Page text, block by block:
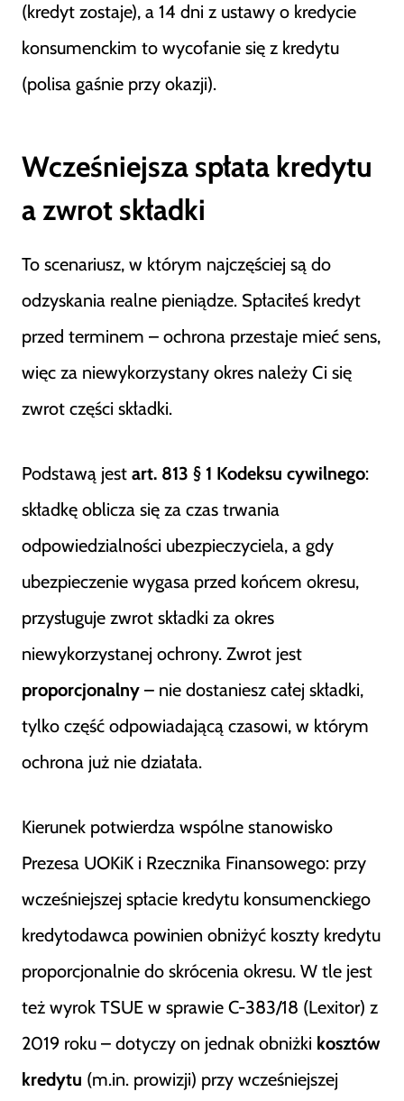
(kredyt zostaje), a 14 dni z ustawy o kredycie
konsumenckim to wycofanie się z kredytu
(polisa gaśnie przy okazji).
Wcześniejsza spłata kredytu
a zwrot składki
To scenariusz, w którym najczęściej są do
odzyskania realne pieniądze. Spłaciłeś kredyt
przed terminem – ochrona przestaje mieć sens,
więc za niewykorzystany okres należy Ci się
zwrot części składki.
Podstawą jest art. 813 § 1 Kodeksu cywilnego:
składkę oblicza się za czas trwania
odpowiedzialności ubezpieczyciela, a gdy
ubezpieczenie wygasa przed końcem okresu,
przysługuje zwrot składki za okres
niewykorzystanej ochrony. Zwrot jest
proporcjonalny – nie dostaniesz całej składki,
tylko część odpowiadającą czasowi, w którym
ochrona już nie działała.
Kierunek potwierdza wspólne stanowisko
Prezesa UOKiK i Rzecznika Finansowego: przy
wcześniejszej spłacie kredytu konsumenckiego
kredytodawca powinien obniżyć koszty kredytu
proporcjonalnie do skrócenia okresu. W tle jest
też wyrok TSUE w sprawie C-383/18 (Lexitor) z
2019 roku – dotyczy on jednak obniżki kosztów
kredytu (m.in. prowizji) przy wcześniejszej